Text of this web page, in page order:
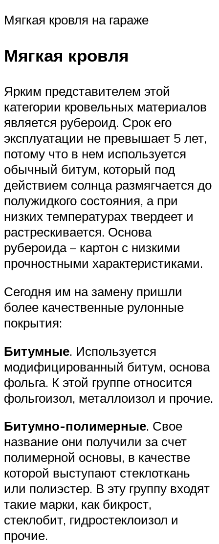
Мягкая кровля на гараже
Мягкая кровля
Ярким представителем этой
категории кровельных материалов
является рубероид. Срок его
эксплуатации не превышает 5 лет,
потому что в нем используется
обычный битум, который под
действием солнца размягчается до
полужидкого состояния, а при
низких температурах твердеет и
растрескивается. Основа
рубероида – картон с низкими
прочностными характеристиками.
Сегодня им на замену пришли
более качественные рулонные
покрытия:
Битумные. Используется
модифицированный битум, основа
фольга. К этой группе относится
фольгоизол, металлоизол и прочие.
Битумно-полимерные. Свое
название они получили за счет
полимерной основы, в качестве
которой выступают стеклоткань
или полиэстер. В эту группу входят
такие марки, как бикрост,
стеклобит, гидростеклоизол и
прочие.